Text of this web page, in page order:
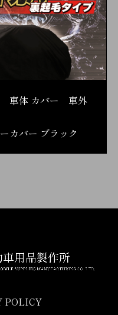
車体 カバー 車外
カバー ブラック
POLICY